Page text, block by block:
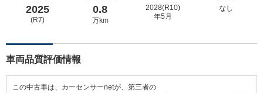
2025
(R7)
0.8
万km
2028(R10)
年5月
なし
車両品質評価情報
この中古車は、カーセンサーnetが、第三者の